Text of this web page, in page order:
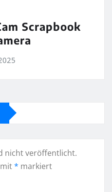
Scrapbook
nicht veröffentlicht.
* markiert